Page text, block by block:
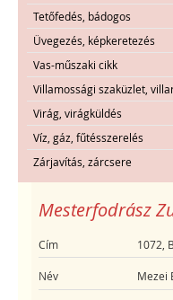
Tetőfedés, bádogos
Üvegezés, képkeretezés
Vas-műszaki cikk
Villamossági szaküzlet,
Virág, virágküldés
Víz, gáz, fűtésszerelés
Zárjavítás, zárcsere
Mesterfodrász
Cím 1072,
Név Mezei